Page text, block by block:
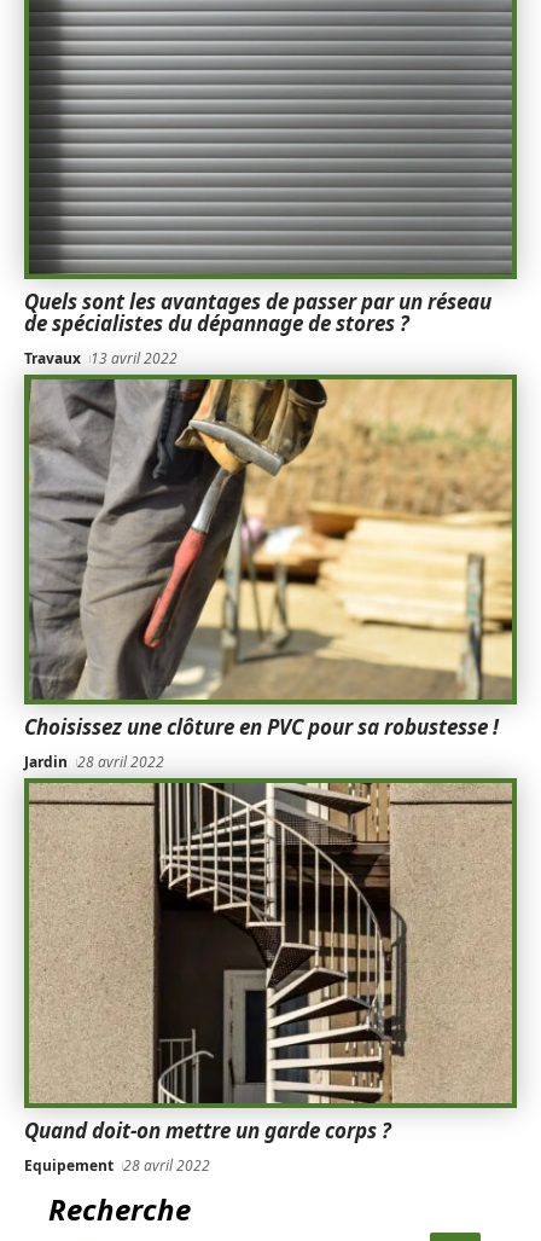
Quels sont les avantages de passer par un réseau
de spécialistes du dépannage de stores ?
Travaux 13 avril 2022
Choisissez une clôture en PVC pour sa robustesse !
Jardin 28 avril 2022
Quand doit-on mettre un garde corps ?
Equipement 28 avril 2022
Recherche